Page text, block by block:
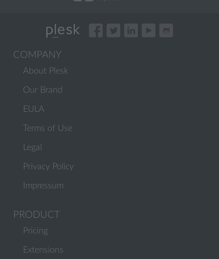
COMPANY
About Plesk
Our Brand
EULA
Terms of Use
Legal
Privacy Policy
Impressum
PRODUCT
Pricing
Extensions